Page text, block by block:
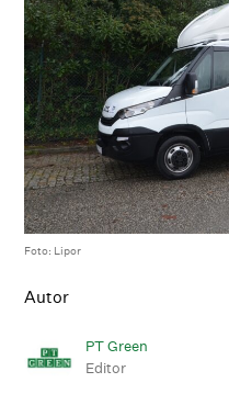
Foto: Lipor
Autor
PT Green
Editor